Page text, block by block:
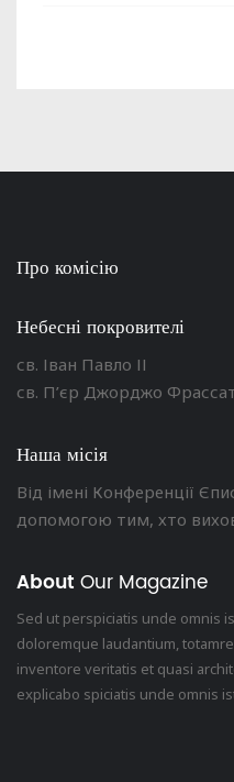
Про комісію
Небесні покровителі
св. Іван Павло ІІ
св. П’єр Джорджо
Наша місія
Від імені Конференції
допомогою тим, хто
About Our Magazine
Sed ut perspiciatis unde omnis
doloremque laudantium,
inventore veritatis et quasi
explicabo spiciatis unde omnis